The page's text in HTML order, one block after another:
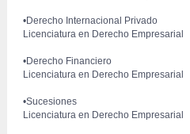
•Derecho Internacional Privado
Licenciatura en Derecho Empresarial
•Derecho Financiero
Licenciatura en Derecho Empresarial
•Sucesiones
Licenciatura en Derecho Empresarial